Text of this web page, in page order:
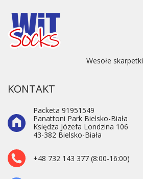
Wesołe skarpetki
KONTAKT
Packeta 91951549
Panattoni Park Bielsko-Biała
Księdza Józefa Londzina 106
43-382 Bielsko-Biała
+48 732 143 377 (8:00-16:00)